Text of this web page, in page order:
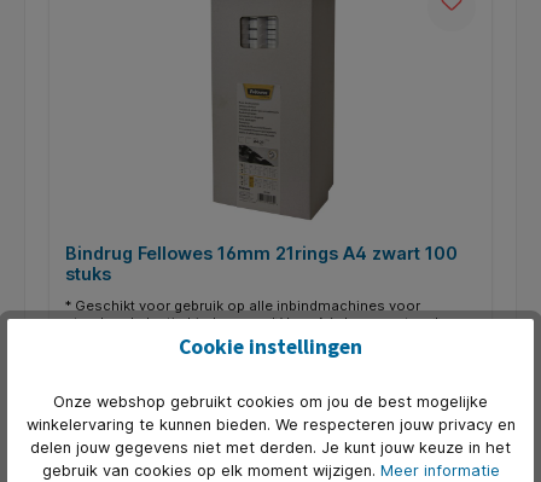
Bindrug Fellowes 16mm 21rings A4 zwart 100
stuks
* Geschikt voor gebruik op alle inbindmachines voor
standaard plastic bindruggen. * Voor A4 documenten. *
Ø16mm. * Bindt tot 120 vellen.
€ 11,36*
In de winkelmand
Cookie instellingen
Onze webshop gebruikt cookies om jou de best mogelijke
winkelervaring te kunnen bieden. We respecteren jouw privacy en
delen jouw gegevens niet met derden. Je kunt jouw keuze in het
gebruik van cookies op elk moment wijzigen. Meer informatie